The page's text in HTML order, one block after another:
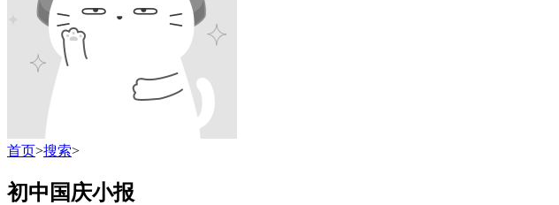
首页>搜索>
初中国庆小报